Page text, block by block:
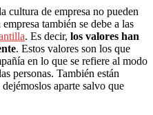
cultura de empresa no pueden
también se debe a las
. Es decir, los valores han
. Estos valores son los que
en lo que se refiere al modo
personas. También están
aparte salvo que